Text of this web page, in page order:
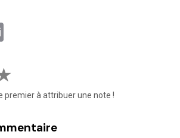
premier à attribuer une note !